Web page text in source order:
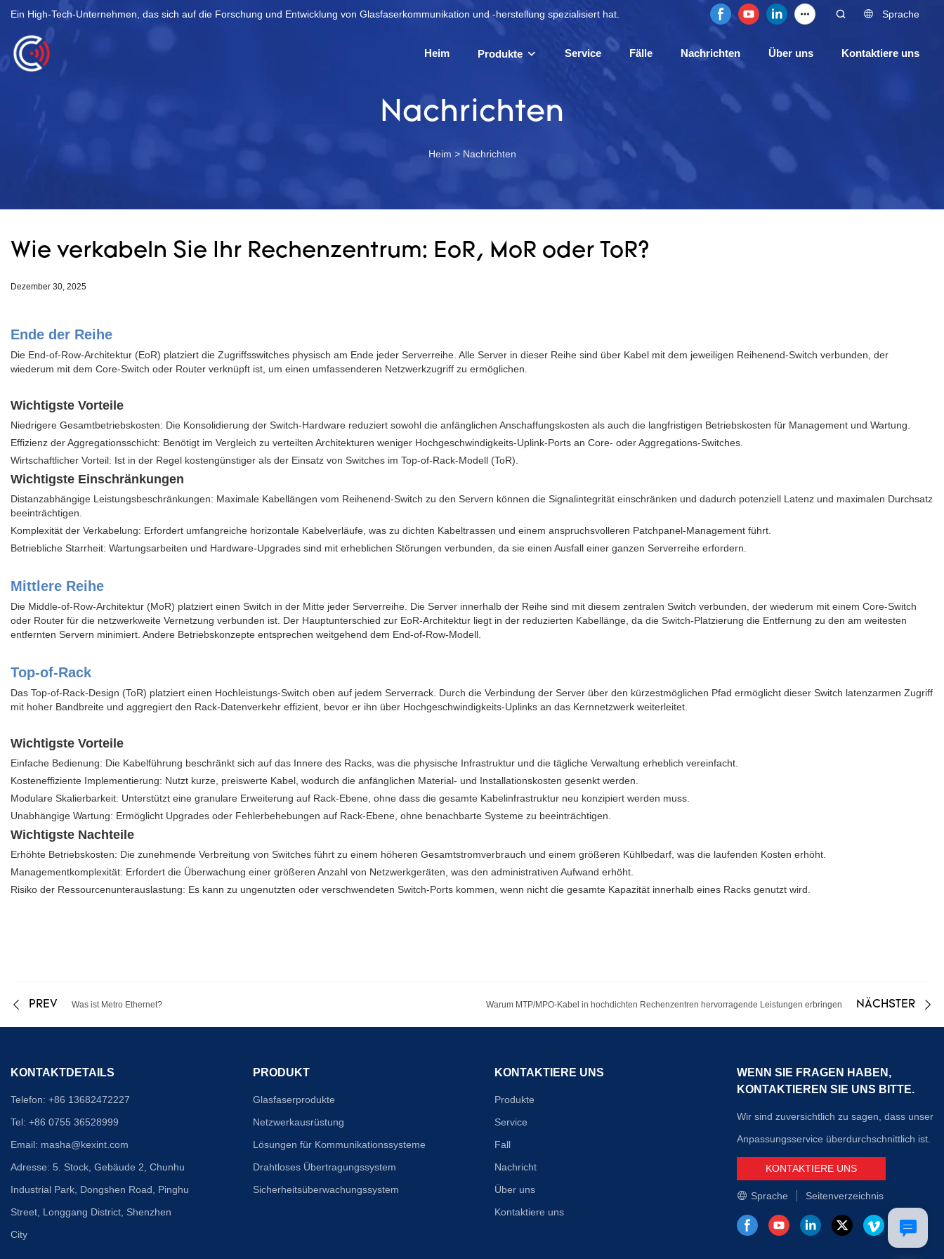
Ein High-Tech-Unternehmen, das sich auf die Forschung und Entwicklung von Glasfaserkommunikation und -herstellung spezialisiert hat. Sprache
Heim Produkte Service Fälle Nachrichten Über uns Kontaktiere uns
Nachrichten
Heim > Nachrichten
Wie verkabeln Sie Ihr Rechenzentrum: EoR, MoR oder ToR?
Dezember 30, 2025
Ende der Reihe
Die End-of-Row-Architektur (EoR) platziert die Zugriffsswitches physisch am Ende jeder Serverreihe. Alle Server in dieser Reihe sind über Kabel mit dem jeweiligen Reihenend-Switch verbunden, der
wiederum mit dem Core-Switch oder Router verknüpft ist, um einen umfassenderen Netzwerkzugriff zu ermöglichen.
Wichtigste Vorteile
Niedrigere Gesamtbetriebskosten: Die Konsolidierung der Switch-Hardware reduziert sowohl die anfänglichen Anschaffungskosten als auch die langfristigen Betriebskosten für Management und Wartung.
Effizienz der Aggregationsschicht: Benötigt im Vergleich zu verteilten Architekturen weniger Hochgeschwindigkeits-Uplink-Ports an Core- oder Aggregations-Switches.
Wirtschaftlicher Vorteil: Ist in der Regel kostengünstiger als der Einsatz von Switches im Top-of-Rack-Modell (ToR).
Wichtigste Einschränkungen
Distanzabhängige Leistungsbeschränkungen: Maximale Kabellängen vom Reihenend-Switch zu den Servern können die Signalintegrität einschränken und dadurch potenziell Latenz und maximalen Durchsatz
beeinträchtigen.
Komplexität der Verkabelung: Erfordert umfangreiche horizontale Kabelverläufe, was zu dichten Kabeltrassen und einem anspruchsvolleren Patchpanel-Management führt.
Betriebliche Starrheit: Wartungsarbeiten und Hardware-Upgrades sind mit erheblichen Störungen verbunden, da sie einen Ausfall einer ganzen Serverreihe erfordern.
Mittlere Reihe
Die Middle-of-Row-Architektur (MoR) platziert einen Switch in der Mitte jeder Serverreihe. Die Server innerhalb der Reihe sind mit diesem zentralen Switch verbunden, der wiederum mit einem Core-Switch
oder Router für die netzwerkweite Vernetzung verbunden ist. Der Hauptunterschied zur EoR-Architektur liegt in der reduzierten Kabellänge, da die Switch-Platzierung die Entfernung zu den am weitesten
entfernten Servern minimiert. Andere Betriebskonzepte entsprechen weitgehend dem End-of-Row-Modell.
Top-of-Rack
Das Top-of-Rack-Design (ToR) platziert einen Hochleistungs-Switch oben auf jedem Serverrack. Durch die Verbindung der Server über den kürzestmöglichen Pfad ermöglicht dieser Switch latenzarmen Zugriff
mit hoher Bandbreite und aggregiert den Rack-Datenverkehr effizient, bevor er ihn über Hochgeschwindigkeits-Uplinks an das Kernnetzwerk weiterleitet.
Wichtigste Vorteile
Einfache Bedienung: Die Kabelführung beschränkt sich auf das Innere des Racks, was die physische Infrastruktur und die tägliche Verwaltung erheblich vereinfacht.
Kosteneffiziente Implementierung: Nutzt kurze, preiswerte Kabel, wodurch die anfänglichen Material- und Installationskosten gesenkt werden.
Modulare Skalierbarkeit: Unterstützt eine granulare Erweiterung auf Rack-Ebene, ohne dass die gesamte Kabelinfrastruktur neu konzipiert werden muss.
Unabhängige Wartung: Ermöglicht Upgrades oder Fehlerbehebungen auf Rack-Ebene, ohne benachbarte Systeme zu beeinträchtigen.
Wichtigste Nachteile
Erhöhte Betriebskosten: Die zunehmende Verbreitung von Switches führt zu einem höheren Gesamtstromverbrauch und einem größeren Kühlbedarf, was die laufenden Kosten erhöht.
Managementkomplexität: Erfordert die Überwachung einer größeren Anzahl von Netzwerkgeräten, was den administrativen Aufwand erhöht.
Risiko der Ressourcenunterauslastung: Es kann zu ungenutzten oder verschwendeten Switch-Ports kommen, wenn nicht die gesamte Kapazität innerhalb eines Racks genutzt wird.
PREV Was ist Metro Ethernet? Warum MTP/MPO-Kabel in hochdichten Rechenzentren hervorragende Leistungen erbringen NÄCHSTER
KONTAKTDETAILS
Telefon: +86 13682472227
Tel: +86 0755 36528999
Email: masha@kexint.com
Adresse: 5. Stock, Gebäude 2, Chunhu
Industrial Park, Dongshen Road, Pinghu
Street, Longgang District, Shenzhen
City
PRODUKT
Glasfaserprodukte
Netzwerkausrüstung
Lösungen für Kommunikationssysteme
Drahtloses Übertragungssystem
Sicherheitsüberwachungssystem
KONTAKTIERE UNS
Produkte
Service
Fall
Nachricht
Über uns
Kontaktiere uns
WENN SIE FRAGEN HABEN,
KONTAKTIEREN SIE UNS BITTE.
Wir sind zuversichtlich zu sagen, dass unser
Anpassungsservice überdurchschnittlich ist.
KONTAKTIERE UNS
Sprache Seitenverzeichnis